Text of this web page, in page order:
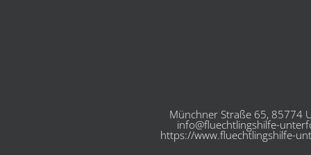
Münchner Straße 65, 85774
info@fluechtlingshilfe-
https://www.fluechtlingshilfe-